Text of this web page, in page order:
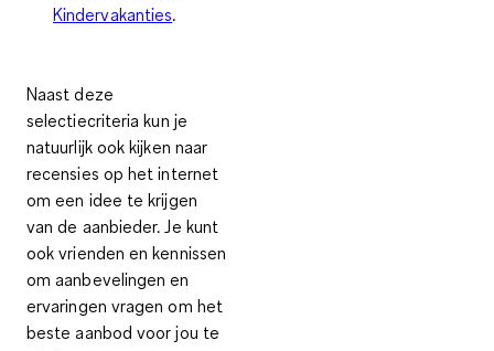
Kindervakanties.
Naast deze
selectiecriteria kun je
natuurlijk ook kijken naar
recensies op het internet
om een idee te krijgen
van de aanbieder. Je kunt
ookvrienden en kennissen
om aanbevelingen en
ervaringen vragen om het
beste aanbod voor jou te